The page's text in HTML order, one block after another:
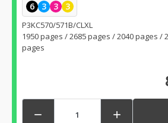
6 3 3 3
P3KC570/571B/CLXL
1950 pages / 2685 pages / 2040 pages /
pages
 